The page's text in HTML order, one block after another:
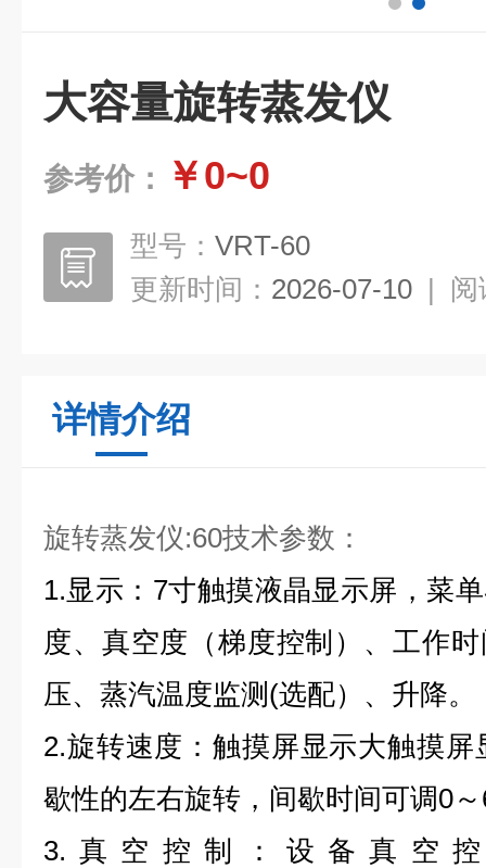
大容量旋转蒸发仪
参考价： ￥0~0
型号： VRT-60
更新时间： 2026-07-10 | 阅
详情介绍
旋转蒸发仪:60技术参数：
1.显示：7寸触摸液晶显示屏， 菜
度、真空度（梯度控制）、工作
压、 蒸汽温度监测(选配）、 升降。
2.旋转速度：触摸屏显示大触摸屏
歇性的左右旋转，间歇时间可调0
3. 真空控制：设备真空